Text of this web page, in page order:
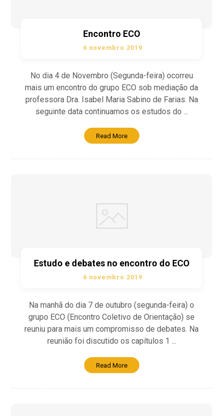
Encontro ECO
6 novembro 2019
No dia 4 de Novembro (Segunda-feira) ocorreu
mais um encontro do grupo ECO sob mediação da
professora Dra. Isabel Maria Sabino de Farias. Na
seguinte data continuamos os estudos do ...
Read More
Estudo e debates no encontro do ECO
6 novembro 2019
Na manhã do dia 7 de outubro (segunda-feira) o
grupo ECO (Encontro Coletivo de Orientação) se
reuniu para mais um compromisso de debates. Na
reunião foi discutido os capítulos 1 ...
Read More